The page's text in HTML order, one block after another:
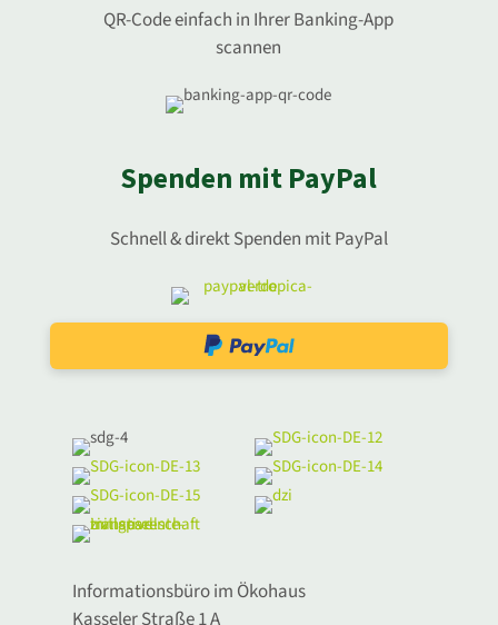
QR-Code einfach in Ihrer Banking-App
scannen
Spenden mit PayPal
Schnell & direkt Spenden mit PayPal
Informationsbüro im Ökohaus